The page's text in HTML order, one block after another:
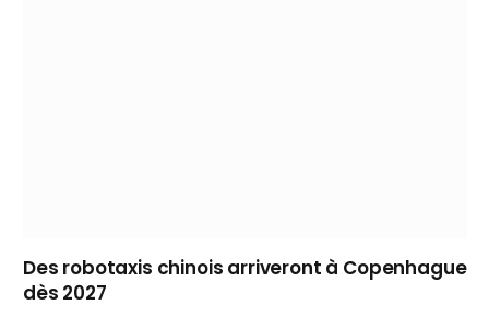
Des robotaxis chinois arriveront à Copenhague
dès 2027